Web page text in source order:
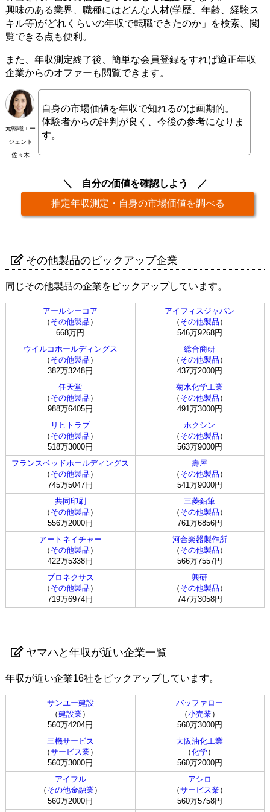
興味のある業界、職種にはどんな人材(学歴、年齢、経験ス
キル等)がどれくらいの年収で転職できたのか」を検索、閲
覧できる点も便利。
また、年収測定終了後、簡単な会員登録をすれば適正年収
企業からのオファーも閲覧できます。
元転職エー
ジェント
佐々木
自身の市場価値を年収で知れるのは画期的。
体験者からの評判が良く、今後の参考になりま
す。
自分の価値を確認しよう
推定年収測定・自身の市場価値を調べる
その他製品のピックアップ企業
同じその他製品の企業をピックアップしています。
アールシーコア
（ その他製品 ）
668万円
アイフィスジャパン
（ その他製品 ）
546万9268円
ウイルコホールディングス
（ その他製品 ）
382万3248円
総合商研
（ その他製品 ）
437万2000円
任天堂
（ その他製品 ）
988万6405円
菊水化学工業
（ その他製品 ）
491万3000円
リヒトラブ
（ その他製品 ）
518万3000円
ホクシン
（ その他製品 ）
563万9000円
フランスベッドホールディングス
（ その他製品 ）
745万5047円
壽屋
（ その他製品 ）
541万9000円
共同印刷
（ その他製品 ）
556万2000円
三菱鉛筆
（ その他製品 ）
761万6856円
アートネイチャー
（ その他製品 ）
422万5338円
河合楽器製作所
（ その他製品 ）
566万7557円
プロネクサス
（ その他製品 ）
719万6974円
興研
（ その他製品 ）
747万3058円
ヤマハと年収が近い企業一覧
年収が近い企業16社をピックアップしています。
サンユー建設
（建設業）
560万4204円
バッファロー
（小売業）
560万3000円
三機サービス
（サービス業）
560万3000円
大阪油化工業
（化学）
560万2000円
アイフル
（ その他金融業）
560万2000円
アシロ
（サービス業）
560万5758円